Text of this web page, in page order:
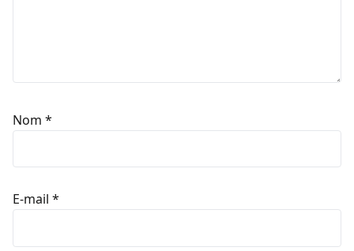
Nom *
E-mail *